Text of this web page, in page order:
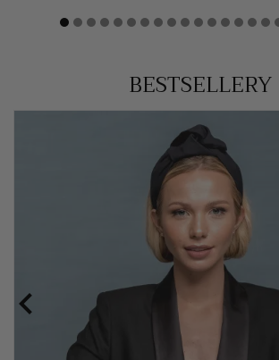
BESTSELLERY
